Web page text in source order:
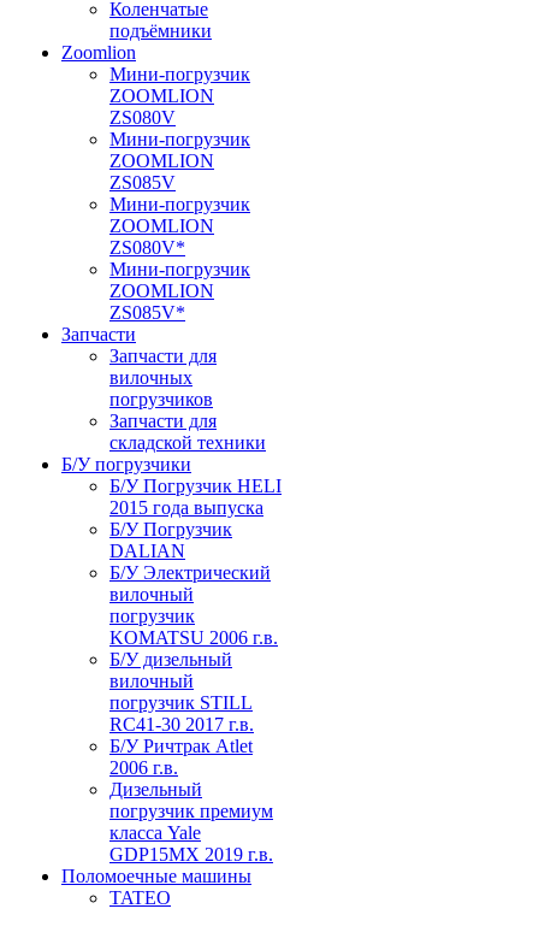
Коленчатые
подъёмники
Zoomlion
Мини-погрузчик
ZOOMLION
ZS080V
Мини-погрузчик
ZOOMLION
ZS085V
Мини-погрузчик
ZOOMLION
ZS080V*
Мини-погрузчик
ZOOMLION
ZS085V*
Запчасти
Запчасти для
вилочных
погрузчиков
Запчасти для
складской техники
Б/У погрузчики
Б/У Погрузчик HELI
2015 года выпуска
Б/У Погрузчик
DALIAN
Б/У Электрический
вилочный
погрузчик
KOMATSU 2006 г.в.
Б/У дизельный
вилочный
погрузчик STILL
RC41-30 2017 г.в.
Б/У Ричтрак Atlet
2006 г.в.
Дизельный
погрузчик премиум
класса Yale
GDP15MX 2019 г.в.
Поломоечные машины
TATEO